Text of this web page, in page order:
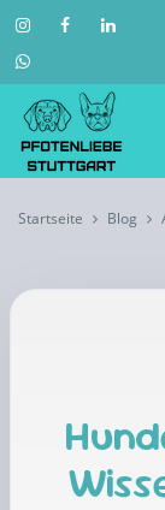
Startseite Blog